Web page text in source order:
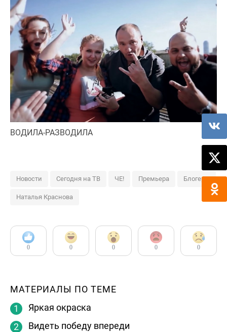
ВОДИЛА-РАЗВОДИЛА
Новости Сегодня на ТВ ЧЕ! Премьера Блогеры
Наталья Краснова
0 0 0 0 0
МАТЕРИАЛЫ ПО ТЕМЕ
Яркая окраска
Видеть победу впереди